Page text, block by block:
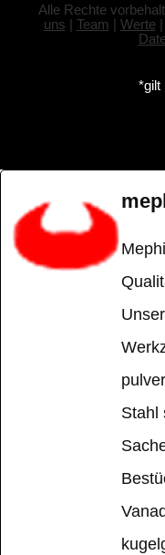
Alle Rechte
uns | Team | Werte|
*gilt
Stahl